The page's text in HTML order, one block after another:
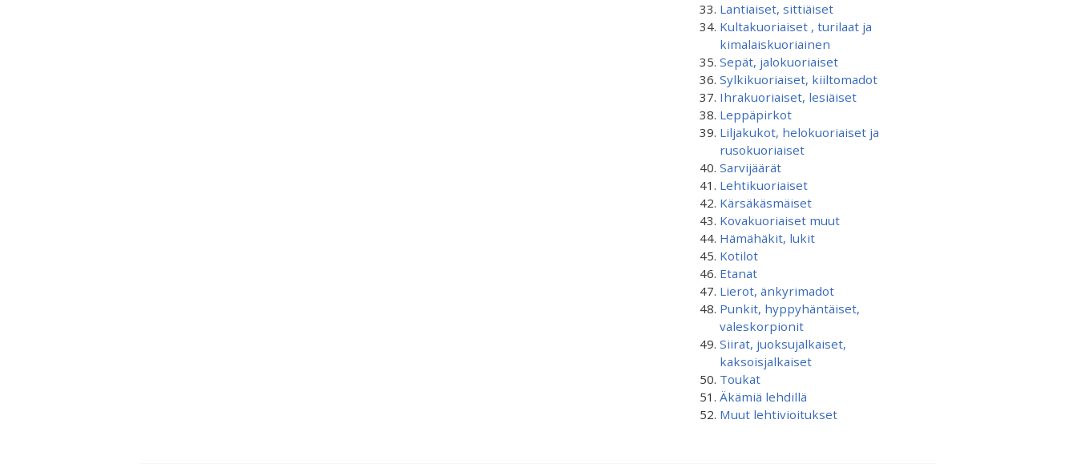
Lantiaiset, sittiäiset
Kultakuoriaiset , turilaat ja
kimalaiskuoriainen
Sepät, jalokuoriaiset
Sylkikuoriaiset, kiiltomadot
Ihrakuoriaiset, lesiäiset
Leppäpirkot
Liljakukot, helokuoriaiset ja
rusokuoriaiset
Sarvijäärät
Lehtikuoriaiset
Kärsäkäsmäiset
Kovakuoriaiset muut
Hämähäkit, lukit
Kotilot
Etanat
Lierot, änkyrimadot
Punkit, hyppyhäntäiset,
valeskorpionit
Siirat, juoksujalkaiset,
kaksoisjalkaiset
Toukat
Äkämiä lehdillä
Muut lehtivioitukset